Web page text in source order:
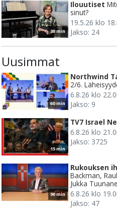
30 min
Ilouutiset
sinut?
19.5.26 klo
Jakso: 24
Uusimmat
60 min
Northwind
2/6.
6.8.26 klo
Jakso: 9
15 min
TV7 Israel
6.8.26 klo
Jakso: 3725
90 min
Rukouksen
Backman,
Jukka
6.8.26 klo
Jakso: 47